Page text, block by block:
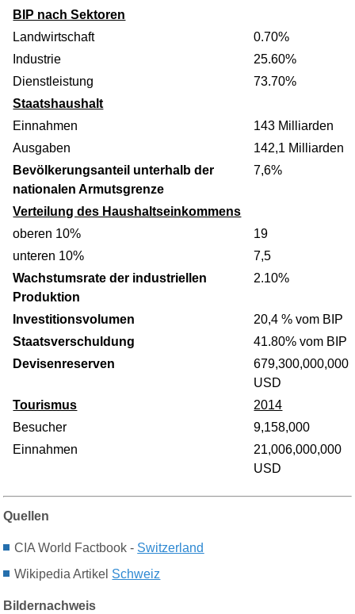
BIP nach Sektoren
Landwirtschaft
0.70%
Industrie
25.60%
Dienstleistung
73.70%
Staatshaushalt
Einnahmen
143 Milliarden
Ausgaben
142,1 Milliarden
Bevölkerungsanteil unterhalb der
nationalen Armutsgrenze
7,6%
Verteilung des Haushaltseinkommens
oberen 10%
19
unteren 10%
7,5
Wachstumsrate der industriellen
Produktion
2.10%
Investitionsvolumen
20,4 % vom BIP
Staatsverschuldung
41.80% vom BIP
Devisenreserven
679,300,000,000
USD
Tourismus
2014
Besucher
9,158,000
Einnahmen
21,006,000,000
USD
Quellen
CIA World Factbook - Switzerland
Wikipedia Artikel Schweiz
Bildernachweis